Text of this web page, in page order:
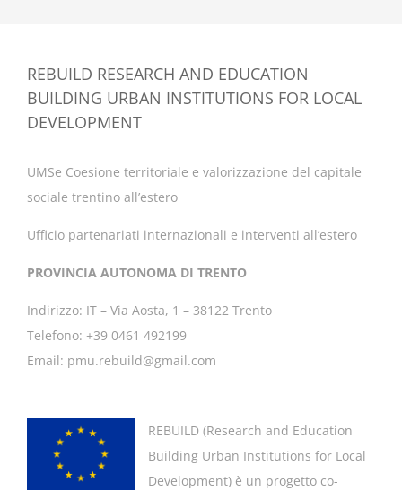
REBUILD RESEARCH AND EDUCATION
BUILDING URBAN INSTITUTIONS FOR LOCAL
DEVELOPMENT
UMSe Coesione territoriale e valorizzazione del capitale
sociale trentino all’estero
Ufficio partenariati internazionali e interventi all’estero
PROVINCIA AUTONOMA DI TRENTO
Indirizzo: IT – Via Aosta, 1 – 38122 Trento
Telefono: +39 0461 492199
Email: pmu.rebuild@gmail.com
REBUILD (Research and Education
Building Urban Institutions for Local
Development) è un progetto co-